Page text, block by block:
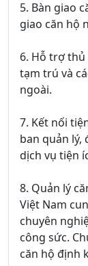
5. Bàn giao
giao căn hộ
6. Hỗ trợ
tạm trú và
ngoài.
7. Kết nối
ban quản lý,
dịch vụ tiện
8. Quản lý
Việt Nam
chuyên
công sức.
căn hộ định